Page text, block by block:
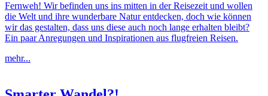
Fernweh! Wir befinden uns ins mitten in der Reisezeit und wollen
die Welt und ihre wunderbare Natur entdecken, doch wie können
wir das gestalten, dass uns diese auch noch lange erhalten bleibt?
Ein paar Anregungen und Inspirationen aus flugfreien Reisen.
mehr...